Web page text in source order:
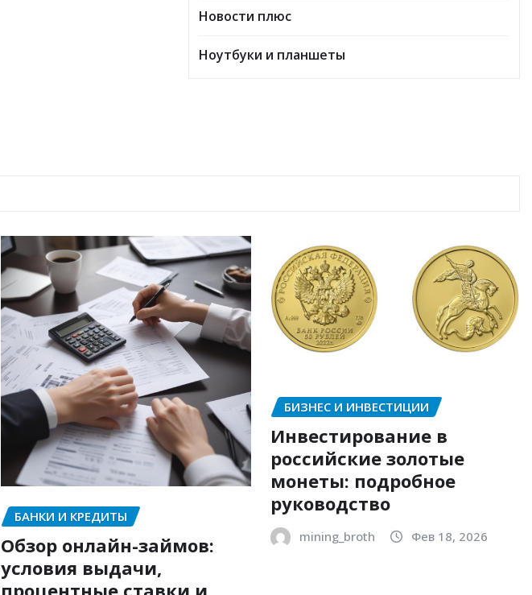
Новости плюс
Ноутбуки и планшеты
БАНКИ И КРЕДИТЫ
Обзор онлайн-займов:
условия выдачи,
БИЗНЕС И ИНВЕСТИЦИИ
Инвестирование в
российские золотые
монеты: подробное
руководство
mining_broth Фев 18, 2026